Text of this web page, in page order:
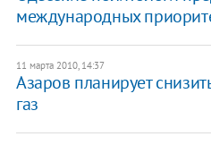
международных
11 марта 2010, 14:37
Азаров планирует
газ